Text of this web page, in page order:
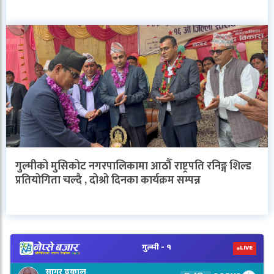
गुल्मीको मुसिकोट नगरपालिकामा आठौँ राष्ट्रपति रनिङ्ग शिल्ड
प्रतियोगिता चल्दै , दोश्रो दिनका कार्यक्रम सम्पन्न